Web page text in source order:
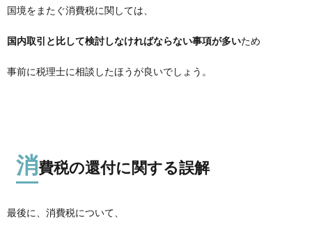
国境をまたぐ消費税に関しては、
国内取引と比して検討しなければならない事項が多いため
事前に税理士に相談したほうが良いでしょう。
消費税の還付に関する誤解
最後に、消費税について、